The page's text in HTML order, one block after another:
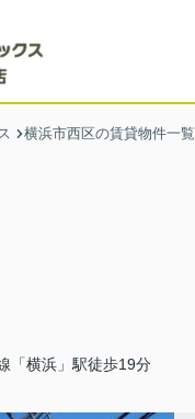
横浜市西区の賃貸物件一覧
「横浜」駅徒歩19分